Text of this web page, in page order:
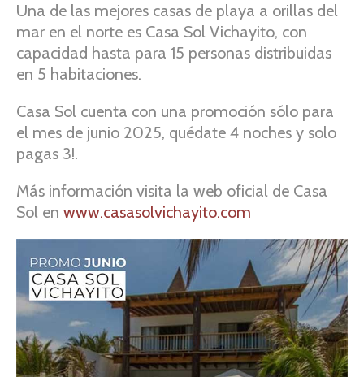
Una de las mejores casas de playa a orillas del
mar en el norte es Casa Sol Vichayito, con
capacidad hasta para 15 personas distribuidas
en 5 habitaciones.
Casa Sol cuenta con una promoción sólo para
el mes de junio 2025, quédate 4 noches y solo
pagas 3!.
Más información visita la web oficial de Casa
Sol en www.casasolvichayito.com